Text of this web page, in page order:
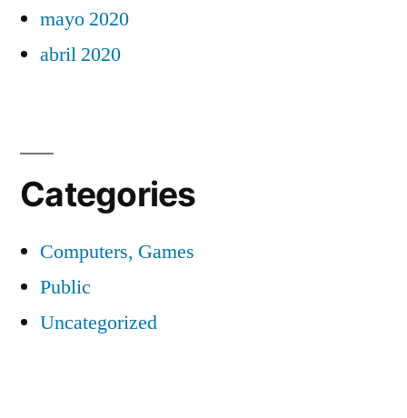
mayo 2020
abril 2020
Categories
Computers, Games
Public
Uncategorized